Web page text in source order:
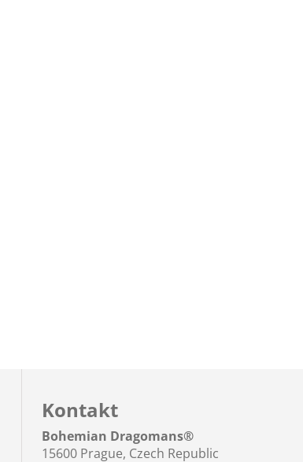
Kontakt
Bohemian Dragomans®
15600 Prague, Czech Republic